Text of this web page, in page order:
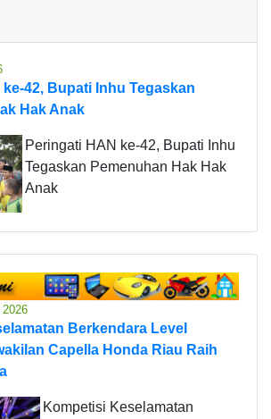
42, Bupati Inhu Tegaskan
Hak Anak
Peringati HAN ke-42, Bupati Inhu
Tegaskan Pemenuhan Hak Hak
Anak
Berkendara Level
Capella Honda Riau Raih
Kompetisi Keselamatan